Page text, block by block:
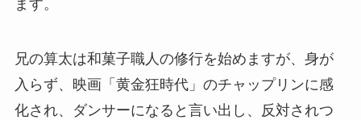
ます。
兄の算太は和菓子職人の修行を始めますが、身が
入らず、映画「黄金狂時代」のチャップリンに感
化され、ダンサーになると言い出し、反対されつ